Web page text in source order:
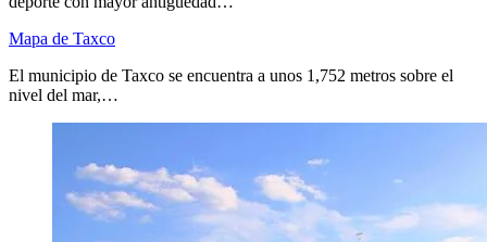
Mapa de Taxco
El municipio de Taxco se encuentra a unos 1,752 metros sobre el
nivel del mar,…